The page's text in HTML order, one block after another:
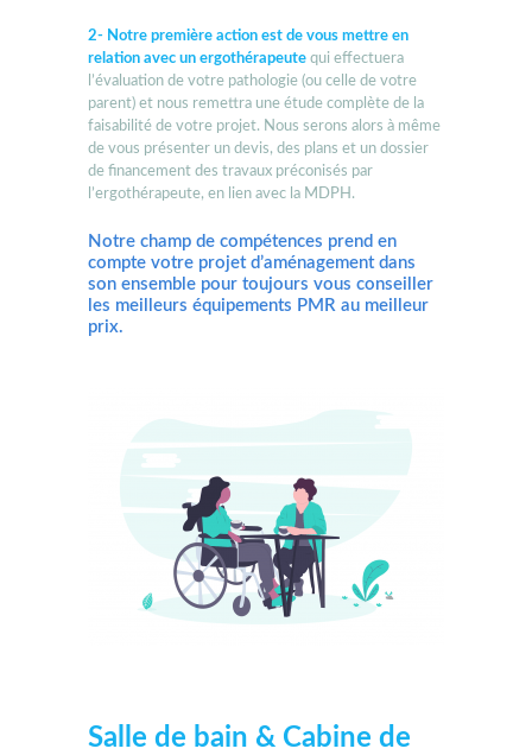
2- Notre première action est de vous mettre en
relation avec un ergothérapeute qui effectuera
l’évaluation de votre pathologie (ou celle de votre
parent) et nous remettra une étude complète de la
faisabilité de votre projet. Nous serons alors à même
de vous présenter un devis, des plans et un dossier
de financement des travaux préconisés par
l’ergothérapeute, en lien avec la MDPH.
Notre champ de compétences prend en
compte votre projet d’aménagement dans
son ensemble pour toujours vous conseiller
les meilleurs équipements PMR au meilleur
prix.
Salle de bain & Cabine de